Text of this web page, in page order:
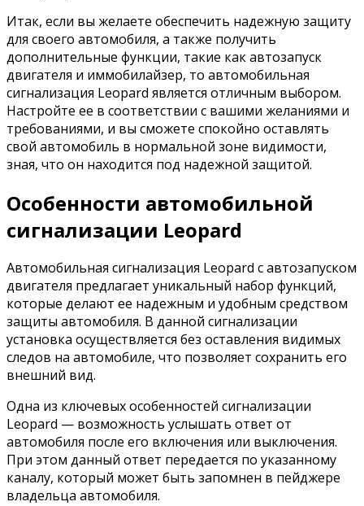
Итак, если вы желаете обеспечить надежную защиту
для своего автомобиля, а также получить
дополнительные функции, такие как автозапуск
двигателя и иммобилайзер, то автомобильная
сигнализация Leopard является отличным выбором.
Настройте ее в соответствии с вашими желаниями и
требованиями, и вы сможете спокойно оставлять
свой автомобиль в нормальной зоне видимости,
зная, что он находится под надежной защитой.
Особенности автомобильной
сигнализации Leopard
Автомобильная сигнализация Leopard с автозапуском
двигателя предлагает уникальный набор функций,
которые делают ее надежным и удобным средством
защиты автомобиля. В данной сигнализации
установка осуществляется без оставления видимых
следов на автомобиле, что позволяет сохранить его
внешний вид.
Одна из ключевых особенностей сигнализации
Leopard — возможность услышать ответ от
автомобиля после его включения или выключения.
При этом данный ответ передается по указанному
каналу, который может быть запомнен в пейджере
владельца автомобиля.